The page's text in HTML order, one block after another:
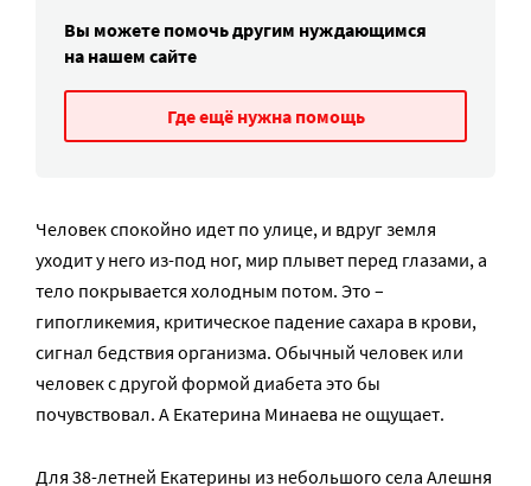
Вы можете помочь другим нуждающимся
на нашем сайте
Где ещё нужна помощь
Человек спокойно идет по улице, и вдруг земля
уходит у него из-под ног, мир плывет перед глазами, а
тело покрывается холодным потом. Это –
гипогликемия, критическое падение сахара в крови,
сигнал бедствия организма. Обычный человек или
человек с другой формой диабета это бы
почувствовал. А Екатерина Минаева не ощущает.
Для 38-летней Екатерины из небольшого села Алешня